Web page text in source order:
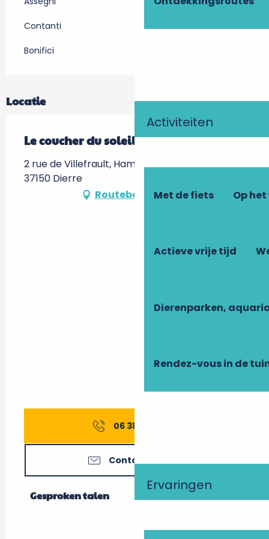
Activiteiten
Met de fiets Op
Actieve vrije tijd
Dierenparken,
Rendez-vous in de
Ervaringen
Contanti
Bonifici
Locatie
Le coucher du soleil
2 rue de Villefrault, Hameau de Villefrault,
37150 Dierre
Routebeschrijving
06 38 15 29
Contacteer ons
Gesproken talen
Gesproken talen